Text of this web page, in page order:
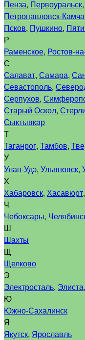
Пенза, Первоуральск,
Петропавловск-
Псков, Пушкино,
Р
Раменское, Ростов-
С
Салават, Самара,
Севастополь,
Серпухов,
Старый Оскол,
Сыктывкар
Т
Таганрог, Тамбов,
У
Улан-Удэ, Ульяновск,
Х
Хабаровск, Хасавюрт,
Ч
Чебоксары,
Ш
Шахты
Щ
Щелково
Э
Электросталь, Элиста,
Ю
Южно-Сахалинск
Я
Якутск, Ярославль